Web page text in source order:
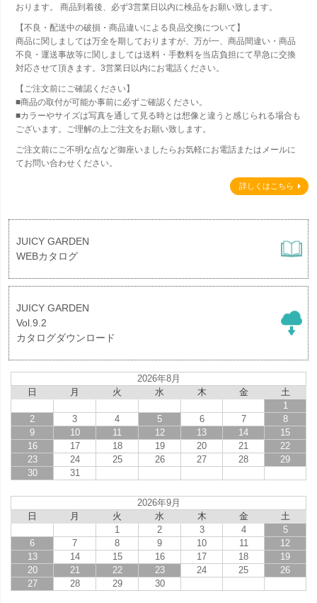
おります。 商品到着後、必ず3営業日以内に検品をお願い致します。
【不良・配送中の破損・商品違いによる良品交換について】
商品に関しましては万全を期しておりますが、万が一、商品間違い・商品
不良・運送事故等に関しましては送料・手数料を当店負担にて早急に交換
対応させて頂きます。3営業日以内にお電話ください。
【ご注文前にご確認ください】
■商品の取付が可能か事前に必ずご確認ください。
■カラーやサイズは写真を通して見る時とは想像と違うと感じられる場合も
ございます。ご理解の上ご注文をお願い致します。
ご注文前にご不明な点など御座いましたらお気軽にお電話またはメールに
てお問い合わせください。
詳しくはこちら
JUICY GARDEN
WEBカタログ
JUICY GARDEN
Vol.9.2
カタログダウンロード
2026年8月
日
月 火 水 木 金
土
1
2
3 4 5 6 7
8
9
10 11 12 13 14
15
16
17 18 19 20 21
22
23
24 25 26 27 28
29
30
31
2026年9月
日
月 火 水 木 金
土
1
2 3 4
5
6
7 8 9 10 11
12
13
14 15 16 17 18
19
20
21 22 23 24 25
26
27
28 29 30